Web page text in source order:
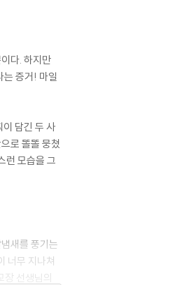
다. 하지만
는 증거! 마일
담긴 두 사
로 똘똘 뭉쳤
런 모습을 그
새를 풍기는
너무 지나쳐
장 선생님의